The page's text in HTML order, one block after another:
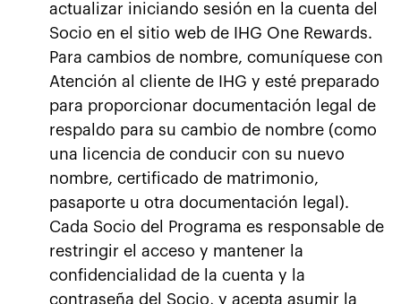
actualizar iniciando sesión en la cuenta del
Socio en el sitio web de IHG One Rewards.
Para cambios de nombre, comuníquese con
Atención al cliente de IHG y esté preparado
para proporcionar documentación legal de
respaldo para su cambio de nombre (como
una licencia de conducir con su nuevo
nombre, certificado de matrimonio,
pasaporte u otra documentación legal).
Cada Socio del Programa es responsable de
restringir el acceso y mantener la
confidencialidad de la cuenta y la
contraseña del Socio, y acepta asumir la